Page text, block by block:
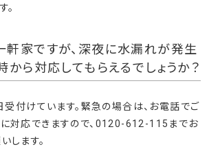
。
軒家ですが、深夜に水漏れが発生
から対応してもらえるでしょうか？
付けています。緊急の場合は、お電話でご
対応できますので、0120-612-115までお
します。